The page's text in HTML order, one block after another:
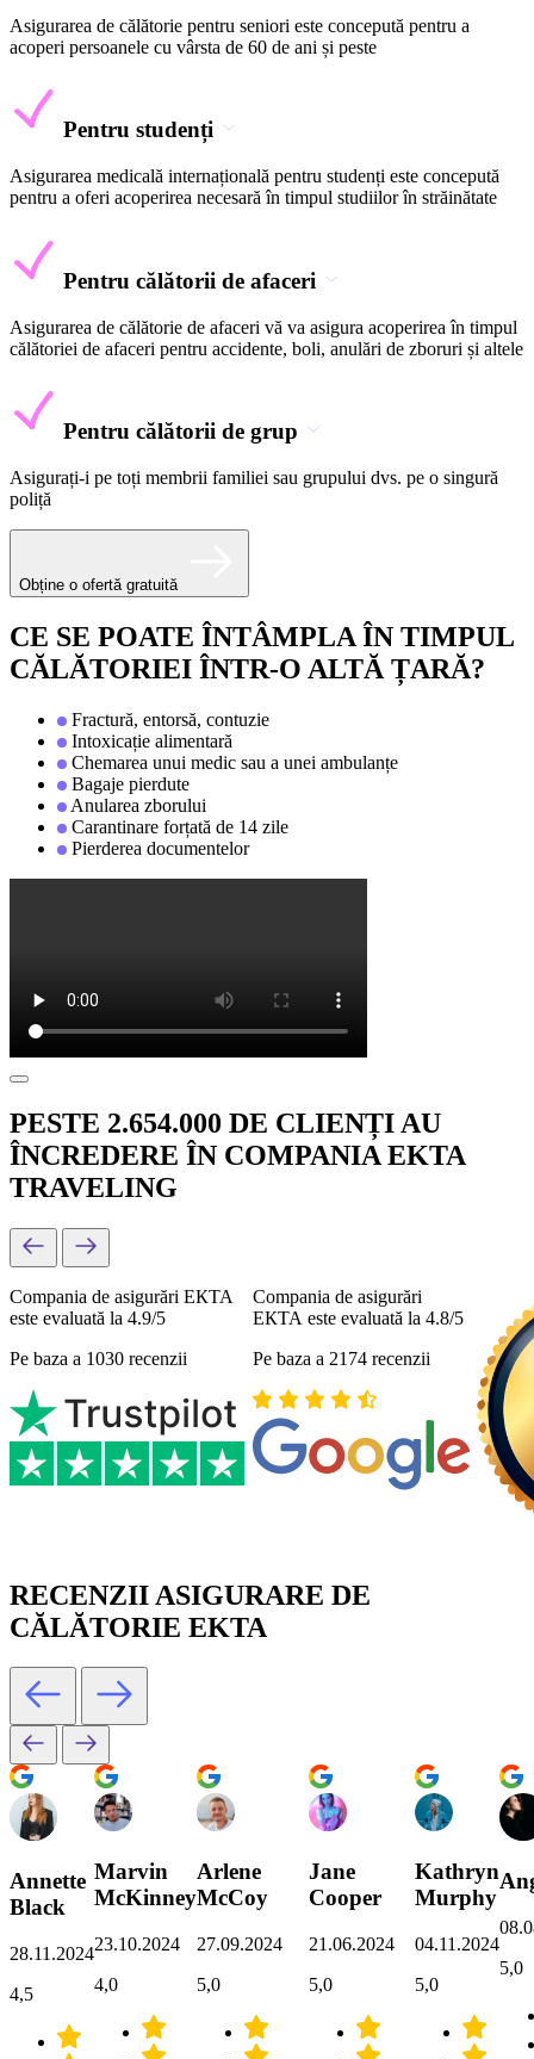
Asigurarea de călătorie pentru seniori este concepută pentru a
acoperi persoanele cu vârsta de 60 de ani și peste
Pentru studenți
Asigurarea medicală internațională pentru studenți este concepută
pentru a oferi acoperirea necesară în timpul studiilor în străinătate
Pentru călătorii de afaceri
Asigurarea de călătorie de afaceri vă va asigura acoperirea în timpul
călătoriei de afaceri pentru accidente, boli, anulări de zboruri și altele
Pentru călătorii de grup
Asigurați-i pe toți membrii familiei sau grupului dvs. pe o singură
poliță
Obține o ofertă gratuită
CE SE POATE ÎNTÂMPLA ÎN TIMPUL
CĂLĂTORIEI ÎNTR-O ALTĂ ȚARĂ?
Fractură, entorsă, contuzie
Intoxicație alimentară
Chemarea unui medic sau a unei ambulanțe
Bagaje pierdute
Anularea zborului
Carantinare forțată de 14 zile
Pierderea documentelor
PESTE 2.654.000 DE CLIENȚI AU
ÎNCREDERE ÎN COMPANIA EKTA
TRAVELING
Compania de asigurări ЕКТА
este evaluată la 4.9/5
Pe baza a 1030 recenzii
Compania de asigurări
ЕКТА este evaluată la 4.8/5
Pe baza a 2174 recenzii
RECENZII ASIGURARE DE
CĂLĂTORIE EKTA
Annette
Black
28.11.2024
4,5
Marvin
McKinney
23.10.2024
4,0
Arlene
McCoy
27.09.2024
5,0
Jane
Cooper
21.06.2024
5,0
Kathryn
Murphy
04.11.2024
5,0
5,0